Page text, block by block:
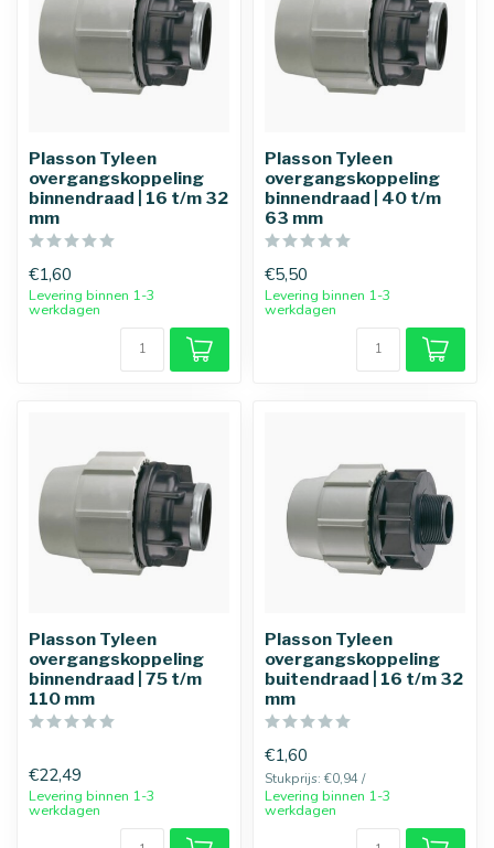
Plasson Tyleen
overgangskoppeling
binnendraad | 16 t/m 32
mm
€1,60
Levering binnen 1-3
werkdagen
Plasson Tyleen
overgangskoppeling
binnendraad | 40 t/m
63 mm
€5,50
Levering binnen 1-3
werkdagen
Plasson Tyleen
overgangskoppeling
binnendraad | 75 t/m
110 mm
€22,49
Levering binnen 1-3
werkdagen
Plasson Tyleen
overgangskoppeling
buitendraad | 16 t/m 32
mm
€1,60
Stukprijs: €0,94 /
Levering binnen 1-3
werkdagen